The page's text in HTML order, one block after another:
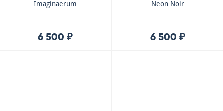
Imaginaerum
6 500 ₽
Neon Noir
6 500 ₽